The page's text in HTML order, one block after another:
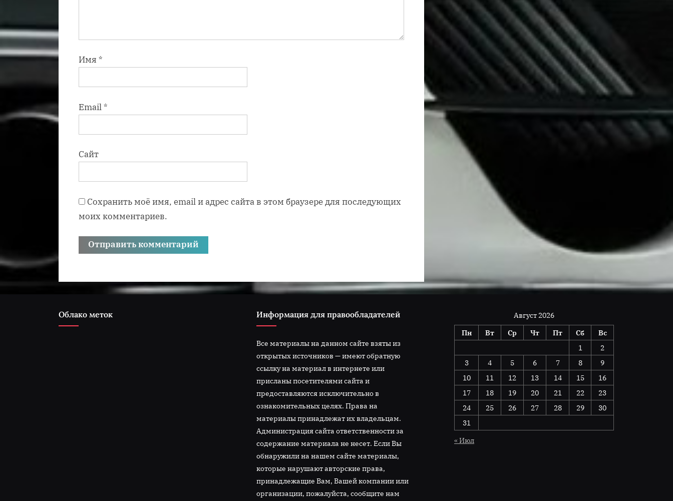
Имя *
Email*
Сайт
Сохранить моё имя, email и адрес сайта в этом браузере для последующих
моих комментариев.
Облако меток Информация для правообладателей
Все материалы на данном сайте взяты из
открытых источников — имеют обратную
ссылку на материал в интернете или
присланы посетителями сайта и
предоставляются исключительно в
ознакомительных целях. Права на
материалы принадлежат их владельцам.
Администрация сайта ответственности за
содержание материала не несет. Если Вы
обнаружили на нашем сайте материалы,
которые нарушают авторские права,
принадлежащие Вам, Вашей компании или
организации, пожалуйста, сообщите нам
Август 2026
Пн
Вт Ср Чт Пт Сб
Вс
1
2
3
4 5 6 7 8
9
10
11 12 13 14 15
16
17
18 19 20 21 22
23
24
25 26 27 28 29
30
31
« Июл